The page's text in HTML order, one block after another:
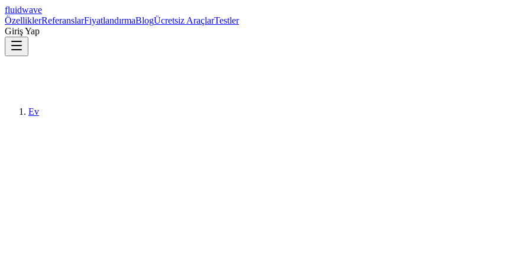
fluidwave
ÖzelliklerReferanslarFiyatlandırmaBlogÜcretsiz AraçlarTestler
Giriş Yap
Ev